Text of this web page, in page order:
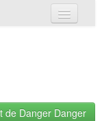
de Danger Danger